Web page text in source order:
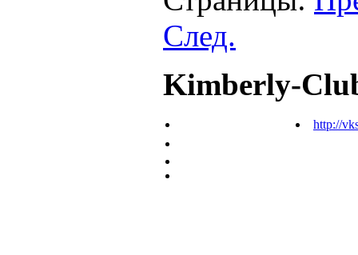
След.
Kimberly-
http://